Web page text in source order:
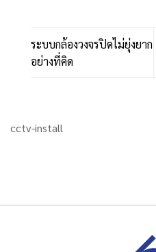
ระบบกล้องวงจรปิดไม่ยุ่งยาก
อย่างที่คิด
cctv-install